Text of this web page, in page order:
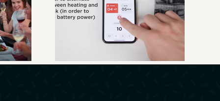
Therm-IC – Guide
d’utilisation de
l’application